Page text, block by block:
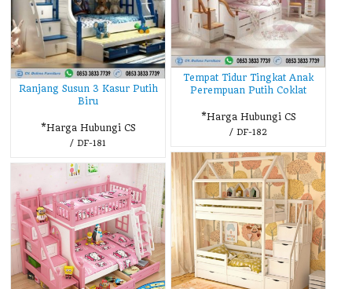
Tempat Tidur Tingkat Anak
Perempuan Putih Coklat
*Harga Hubungi CS
/ DF-182
Ranjang Susun 3 Kasur Putih
Biru
*Harga Hubungi CS
/ DF-181